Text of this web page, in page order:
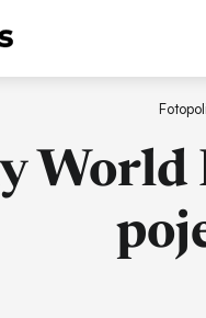
World